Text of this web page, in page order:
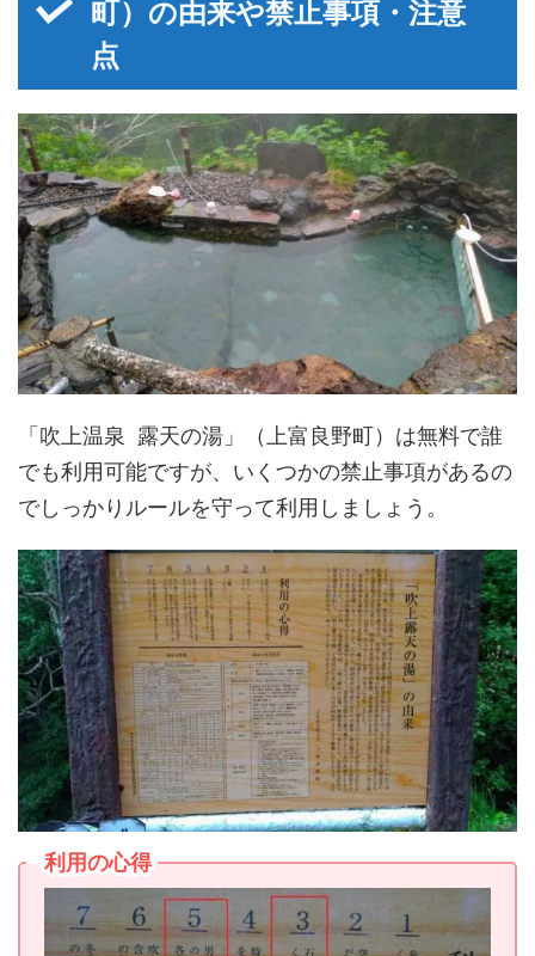
町）の由来や禁止事項・注意
点
「吹上温泉 露天の湯」（上富良野町）は無料で誰
でも利用可能ですが、いくつかの禁止事項があるの
でしっかりルールを守って利用しましょう。
利用の心得